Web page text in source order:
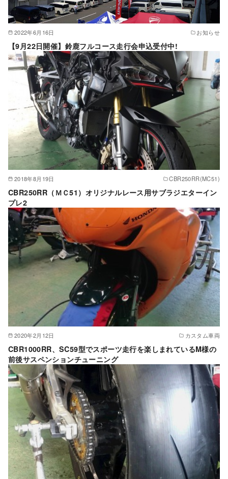
2022年6月16日 お知らせ
【9月22日開催】鈴鹿フルコース走行会申込受付中!
2018年8月19日 CBR250RR(MC51)
CBR250RR（ＭＣ51）オリジナルレース用サブラジエターイン
プレ2
2020年2月12日 カスタム車両
CBR1000RR、SC59型でスポーツ走行を楽しまれているM様の
前後サスペンションチューニング